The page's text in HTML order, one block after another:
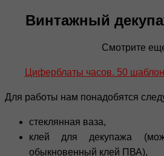
Винтажный
Смотрите
Циферблаты часов. 50
Для работы нам понадобятся
стеклянная ваза,
клей для декупажа
обыкновенный клей ПВА),